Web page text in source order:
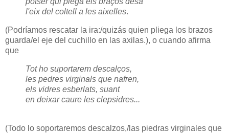
l'eix del coltell a les aixelles.
(Podríamos rescatar la ira:/quizás quien pliega los brazos
guarda/el eje del cuchillo en las axilas.), o cuando afirma
que
Tot ho suportarem descalços,
les pedres virginals que nafren,
els vidres esberlats, suant
en deixar caure les clepsidres...
(Todo lo soportaremos descalzos,/las piedras virginales que